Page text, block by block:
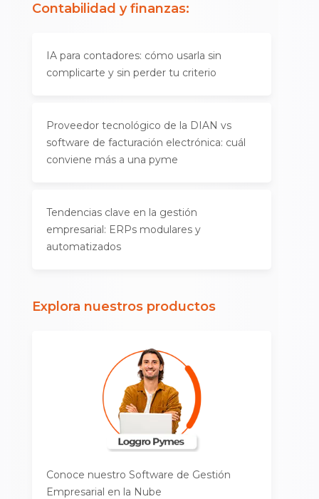
Contabilidad y finanzas:
IA para contadores: cómo usarla sin
complicarte y sin perder tu criterio
Proveedor tecnológico de la DIAN vs
software de facturación electrónica: cuál
conviene más a una pyme
Tendencias clave en la gestión
empresarial: ERPs modulares y
automatizados
Explora nuestros productos
Conoce nuestro Software de Gestión
Empresarial en la Nube